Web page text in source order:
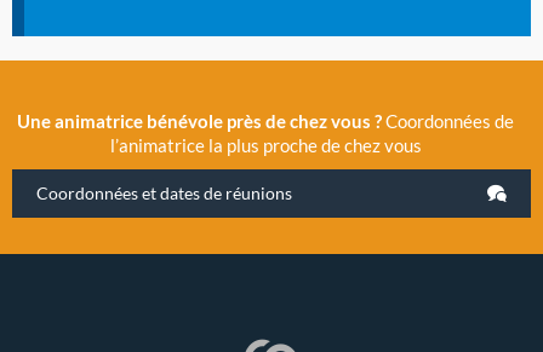
Une animatrice bénévole près de chez vous ?Coordonnées de
l’animatrice la plus proche de chez vous
Coordonnées et dates de réunions